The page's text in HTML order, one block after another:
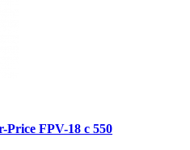
FPV-18 c 550